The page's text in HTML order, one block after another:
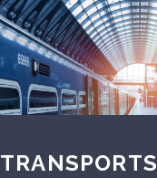
TRANSPORTS